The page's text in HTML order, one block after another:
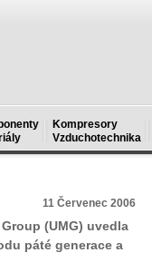
Kompresory
Vzduchotechnika
11 Červenec 2006
(UMG) uvedla
páté generace a